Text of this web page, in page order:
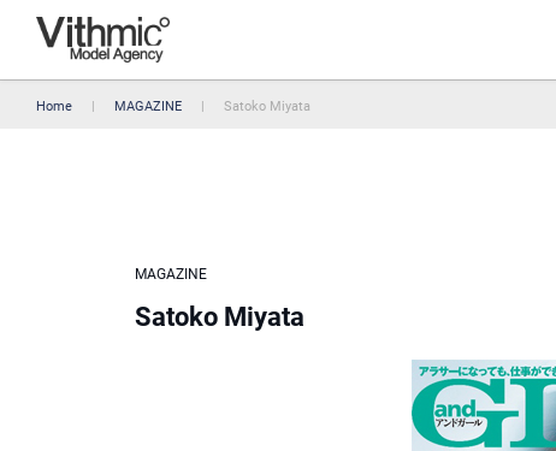
Home MAGAZINE Satoko Miyata
MAGAZINE
Satoko Miyata